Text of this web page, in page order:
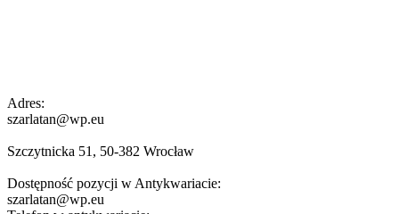
Adres:
szarlatan@wp.eu
Szczytnicka 51, 50-382 Wrocław
Dostępność pozycji w Antykwariacie:
szarlatan@wp.eu